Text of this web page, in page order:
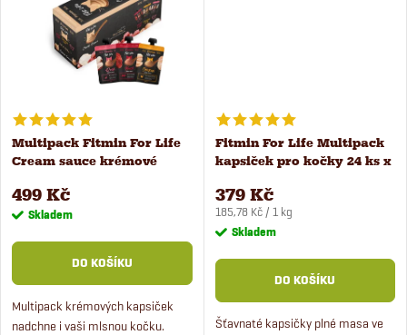
Multipack Fitmin For Life
Cream sauce krémové
100 g
499 Kč
Skladem
DO KOŠÍKU
Multipack krémových kapsiček
nadchne i vaši mlsnou kočku.
Fitmin For Life Multipack
kapsiček pro kočky 24 ks x
379 Kč
Měrná
cena:
185,78 Kč / 1 kg
Skladem
DO KOŠÍKU
Šťavnaté kapsičky plné masa ve